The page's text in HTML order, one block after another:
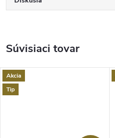
Súvisiaci tovar
Akcia
Tip